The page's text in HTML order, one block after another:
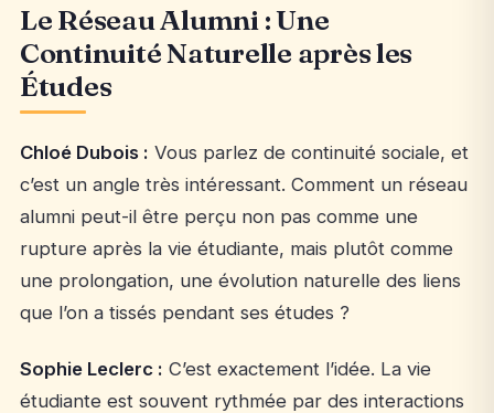
Le Réseau Alumni : Une
Continuité Naturelle après les
Études
Chloé Dubois : Vous parlez de continuité sociale, et
c’est un angle très intéressant. Comment un réseau
alumni peut-il être perçu non pas comme une
rupture après la vie étudiante, mais plutôt comme
une prolongation, une évolution naturelle des liens
que l’on a tissés pendant ses études ?
Sophie Leclerc : C’est exactement l’idée. La vie
étudiante est souvent rythmée par des interactions